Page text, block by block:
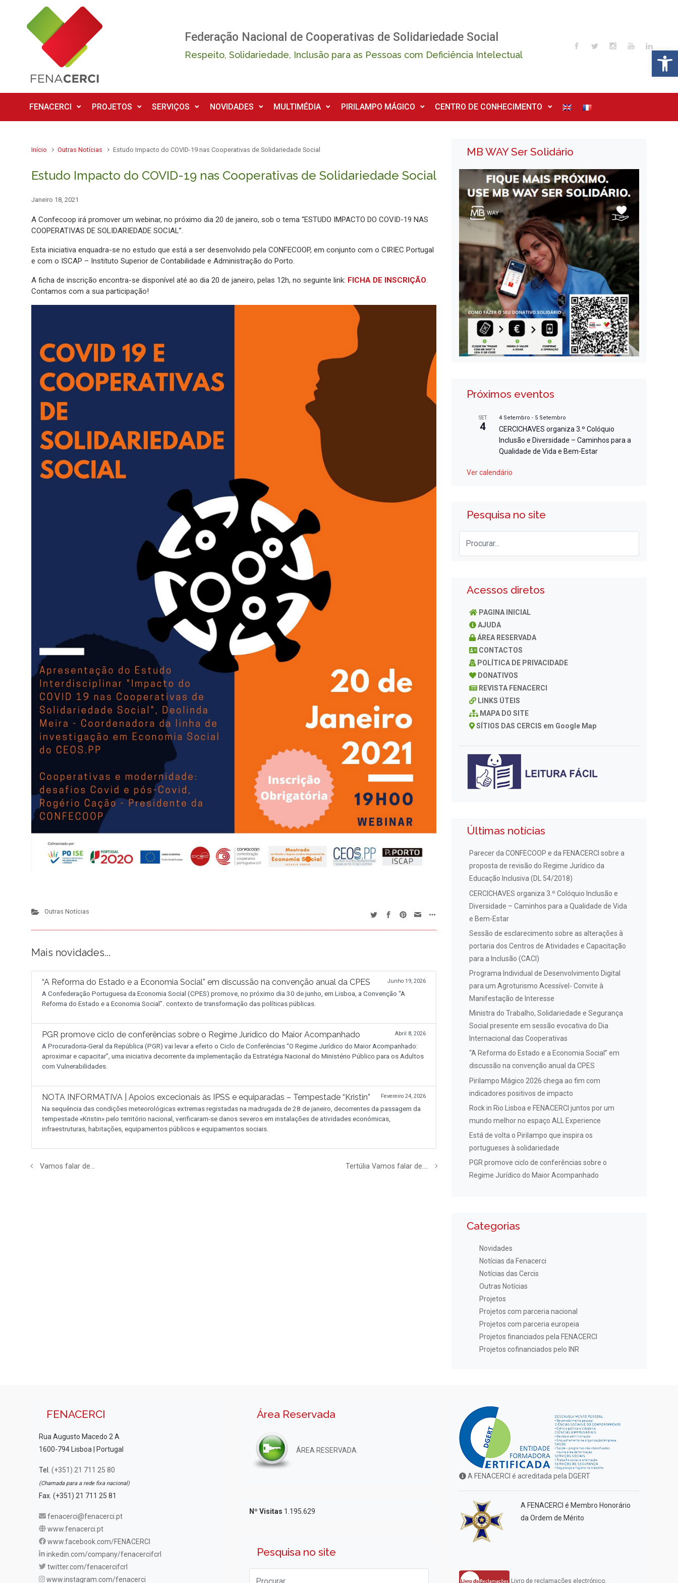
Skip to main content
Federação Nacional de Cooperativas de Solidariedade Social
Respeito, Solidariedade, Inclusão para as Pessoas com Deficiência Intelectual
FENACERCI PROJETOS SERVIÇOS NOVIDADES MULTIMÉDIA PIRILAMPO MÁGICO CENTRO DE CONHECIMENTO
Início Outras Notícias Estudo Impacto do COVID-19 nas Cooperativas de Solidariedade Social
Estudo Impacto do COVID-19 nas Cooperativas de Solidariedade Social
Janeiro 18, 2021
A Confecoop irá promover um webinar, no próximo dia 20 de janeiro, sob o tema “ESTUDO IMPACTO DO COVID-19 NAS
COOPERATIVAS DE SOLIDARIEDADE SOCIAL”.
Esta iniciativa enquadra-se no estudo que está a ser desenvolvido pela CONFECOOP, em conjunto com o CIRIEC Portugal
e com o ISCAP – Instituto Superior de Contabilidade e Administração do Porto.
A ficha de inscrição encontra-se disponível até ao dia 20 de janeiro, pelas 12h, no seguinte link: FICHA DE INSCRIÇÃO.
Contamos com a sua participação!
Outras Notícias
Mais novidades...
“A Reforma do Estado e a Economia Social” em discussão na convenção anual da CPES Junho 19, 2026
A Confederação Portuguesa da Economia Social (CPES) promove, no próximo dia 30 de junho, em Lisboa, a Convenção “A
Reforma do Estado e a Economia Social”. contexto de transformação das políticas públicas.
PGR promove ciclo de conferências sobre o Regime Jurídico do Maior Acompanhado Abril 8, 2026
A Procuradoria-Geral da República (PGR) vai levar a efeito o Ciclo de Conferências “O Regime Jurídico do Maior Acompanhado:
aproximar e capacitar”, uma iniciativa decorrente da implementação da Estratégia Nacional do Ministério Público para os Adultos
com Vulnerabilidades.
NOTA INFORMATIVA | Apoios excecionais às IPSS e equiparadas – Tempestade “Kristin” Fevereiro 24, 2026
Na sequência das condições meteorológicas extremas registadas na madrugada de 28 de janeiro, decorrentes da passagem da
tempestade «Kristin» pelo território nacional, verificaram-se danos severos em instalações de atividades económicas,
infraestruturas, habitações, equipamentos públicos e equipamentos sociais.
Vamos falar de… Tertúlia Vamos falar de….
MB WAY Ser Solidário
Próximos eventos
SET
4
4 Setembro - 5 Setembro
CERCICHAVES organiza 3.º Colóquio
Inclusão e Diversidade – Caminhos para a
Qualidade de Vida e Bem-Estar
Ver calendário
Pesquisa no site
Acessos diretos
PAGINA INICIAL
AJUDA
ÁREA RESERVADA
CONTACTOS
POLÍTICA DE PRIVACIDADE
DONATIVOS
REVISTA FENACERCI
LINKS ÚTEIS
MAPA DO SITE
SÍTIOS DAS CERCIS em Google Map
Últimas notícias
Parecer da CONFECOOP e da FENACERCI sobre a
proposta de revisão do Regime Jurídico da
Educação Inclusiva (DL 54/2018)
CERCICHAVES organiza 3.º Colóquio Inclusão e
Diversidade – Caminhos para a Qualidade de Vida
e Bem-Estar
Sessão de esclarecimento sobre as alterações à
portaria dos Centros de Atividades e Capacitação
para a Inclusão (CACI)
Programa Individual de Desenvolvimento Digital
para um Agroturismo Acessível- Convite à
Manifestação de Interesse
Ministra do Trabalho, Solidariedade e Segurança
Social presente em sessão evocativa do Dia
Internacional das Cooperativas
“A Reforma do Estado e a Economia Social” em
discussão na convenção anual da CPES
Pirilampo Mágico 2026 chega ao fim com
indicadores positivos de impacto
Rock in Rio Lisboa e FENACERCI juntos por um
mundo melhor no espaço ALL Experience
Está de volta o Pirilampo que inspira os
portugueses à solidariedade
PGR promove ciclo de conferências sobre o
Regime Jurídico do Maior Acompanhado
Categorias
Novidades
Notícias da Fenacerci
Notícias das Cercis
Outras Notícias
Projetos
Projetos com parceria nacional
Projetos com parceria europeia
Projetos financiados pela FENACERCI
Projetos cofinanciados pelo INR
FENACERCI
Rua Augusto Macedo 2 A
1600-794 Lisboa | Portugal
Tel. (+351) 21 711 25 80
(Chamada para a rede fixa nacional)
Fax. (+351) 21 711 25 81
fenacerci@fenacerci.pt
www.fenacerci.pt
www.facebook.com/FENACERCI
inkedin.com/company/fenacercifcrl
twitter.com/fenacercifcrl
www.instagram.com/fenacerci
Área Reservada
ÁREA RESERVADA
Nº Visitas 1.195.629
Pesquisa no site
A FENACERCI é acreditada pela DGERT
A FENACERCI é Membro Honorário
da Ordem de Mérito
Livro de reclamações electrónico.